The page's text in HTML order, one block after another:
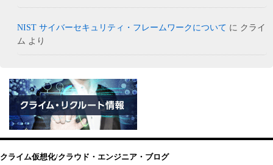
NIST サイバーセキュリティ・フレームワークについて に クライ
ム より
クライム仮想化/クラウド・エンジニア・ブログ